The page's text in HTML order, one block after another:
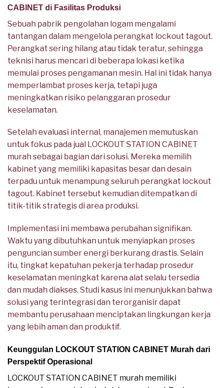
CABINET di Fasilitas Produksi
Sebuah pabrik pengolahan logam mengalami
tantangan dalam mengelola perangkat lockout tagout.
Perangkat sering hilang atau tidak teratur, sehingga
teknisi harus mencari di beberapa lokasi ketika
memulai proses pengamanan mesin. Hal ini tidak hanya
memperlambat proses kerja, tetapi juga
meningkatkan risiko pelanggaran prosedur
keselamatan.
Setelah evaluasi internal, manajemen memutuskan
untuk fokus pada jual LOCKOUT STATION CABINET
murah sebagai bagian dari solusi. Mereka memilih
kabinet yang memiliki kapasitas besar dan desain
terpadu untuk menampung seluruh perangkat lockout
tagout. Kabinet tersebut kemudian ditempatkan di
titik-titik strategis di area produksi.
Implementasi ini membawa perubahan signifikan.
Waktu yang dibutuhkan untuk menyiapkan proses
penguncian sumber energi berkurang drastis. Selain
itu, tingkat kepatuhan pekerja terhadap prosedur
keselamatan meningkat karena alat selalu tersedia
dan mudah diakses. Studi kasus ini menunjukkan bahwa
solusi yang terintegrasi dan terorganisir dapat
membantu perusahaan menciptakan lingkungan kerja
yang lebih aman dan produktif.
Keunggulan LOCKOUT STATION CABINET Murah dari
Perspektif Operasional
LOCKOUT STATION CABINET murah memiliki